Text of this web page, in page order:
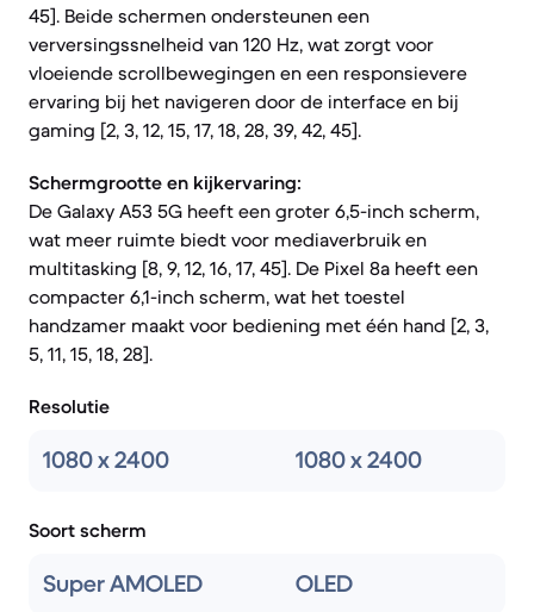
45]. Beide schermen ondersteunen een
verversingssnelheid van 120 Hz, wat zorgt voor
vloeiende scrollbewegingen en een responsievere
ervaring bij het navigeren door de interface en bij
gaming [2, 3, 12, 15, 17, 18, 28, 39, 42, 45].
Schermgrootte en kijkervaring:
De Galaxy A53 5G heeft een groter 6,5-inch scherm,
wat meer ruimte biedt voor mediaverbruik en
multitasking [8, 9, 12, 16, 17, 45]. De Pixel 8a heeft een
compacter 6,1-inch scherm, wat het toestel
handzamer maakt voor bediening met één hand [2, 3,
5, 11, 15, 18, 28].
Resolutie
1080 x 2400 1080 x 2400
Soort scherm
Super AMOLED OLED